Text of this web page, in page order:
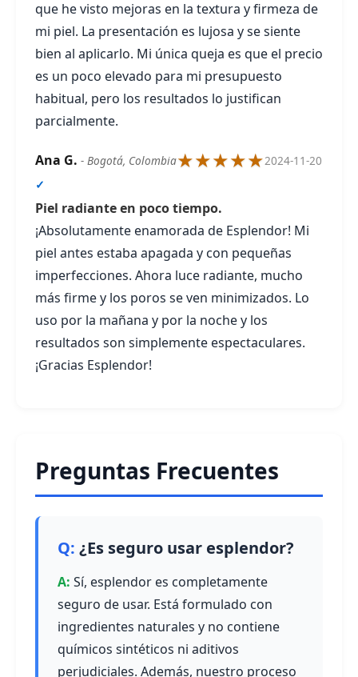
que he visto mejoras en la textura y firmeza de
mi piel. La presentación es lujosa y se siente
bien al aplicarlo. Mi única queja es que el precio
es un poco elevado para mi presupuesto
habitual, pero los resultados lo justifican
parcialmente.
Ana G. - Bogotá, Colombia★★★★★2024-11-20
✓
Piel radiante en poco tiempo.
¡Absolutamente enamorada de Esplendor! Mi
piel antes estaba apagada y con pequeñas
imperfecciones. Ahora luce radiante, mucho
más firme y los poros se ven minimizados. Lo
uso por la mañana y por la noche y los
resultados son simplemente espectaculares.
¡Gracias Esplendor!
Preguntas Frecuentes
¿Es seguro usar esplendor?
Sí, esplendor es completamente
seguro de usar. Está formulado con
ingredientes naturales y no contiene
químicos sintéticos ni aditivos
perjudiciales. Además, nuestro proceso